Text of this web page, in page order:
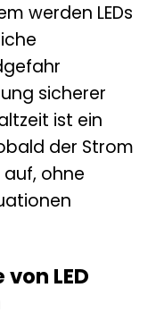
werden LEDs
sicherer
ist ein
der Strom
ohne
LED